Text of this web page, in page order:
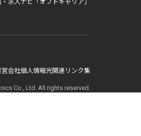
会社個人情報光関連リンク集
Co., Ltd. All rights reserved.